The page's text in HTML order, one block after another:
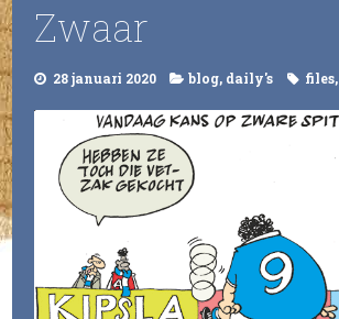
Zwaar
28 januari 2020 blog, daily's files,